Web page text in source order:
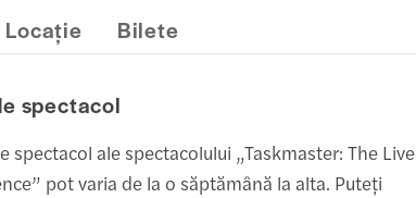
Locație Bilete
spectacol
spectacol ale spectacolului „Taskmaster: The Live
pot varia de la o săptămână la alta. Puteți